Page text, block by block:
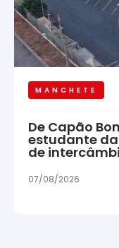
MANCHETE
De Capão
estudante
de
07/08/2026